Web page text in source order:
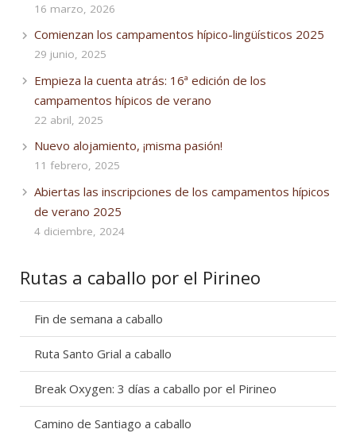
16 marzo, 2026
Comienzan los campamentos hípico-lingüísticos 2025
29 junio, 2025
Empieza la cuenta atrás: 16ª edición de los
campamentos hípicos de verano
22 abril, 2025
Nuevo alojamiento, ¡misma pasión!
11 febrero, 2025
Abiertas las inscripciones de los campamentos hípicos
de verano 2025
4 diciembre, 2024
Rutas a caballo por el Pirineo
Fin de semana a caballo
Ruta Santo Grial a caballo
Break Oxygen: 3 días a caballo por el Pirineo
Camino de Santiago a caballo